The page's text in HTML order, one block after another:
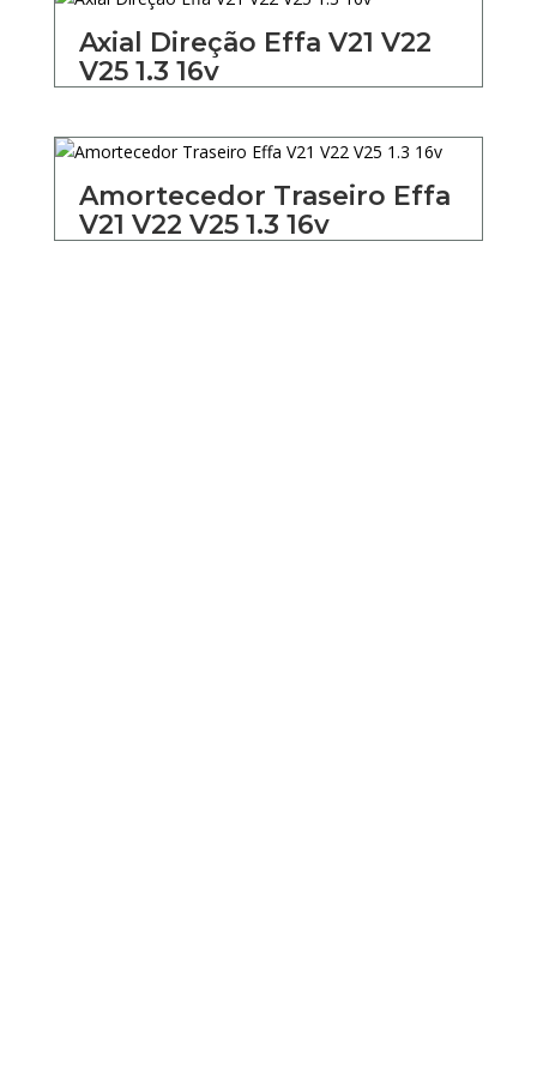
Axial Direção Effa V21 V22
V25 1.3 16v
Amortecedor Traseiro Effa
V21 V22 V25 1.3 16v